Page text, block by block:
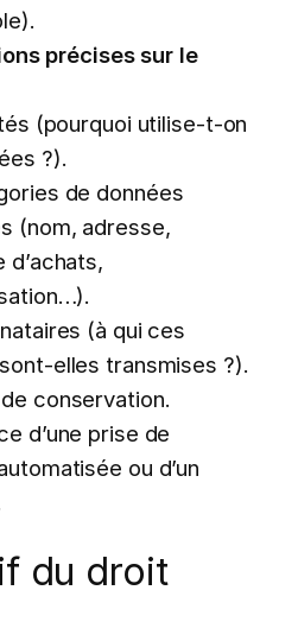
précises sur le
(pourquoi utilise-t-on
?).
de données
(nom, adresse,
d’achats,
(à qui ces
elles transmises ?).
conservation.
d’une prise de
ou d’un
du droit